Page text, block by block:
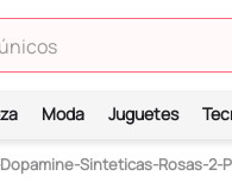
Moda Juguetes
Sinteticas-Rosas-2-